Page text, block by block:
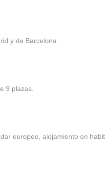
y de Barcelona
9 plazas.
europeo, alojamiento en